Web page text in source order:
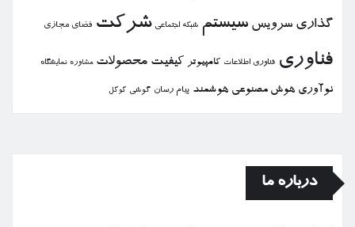
گذاری سرویس سیستم شبكه اجتماعی شركت فضای مجازی
فناوری فناوری اطلاعات كامپیوتر كیفیت محصولات مشاوره نمایشگاه
نوآوری هوش مصنوعی هوشمند پیام رسان گوشی گوگل
درباره ما